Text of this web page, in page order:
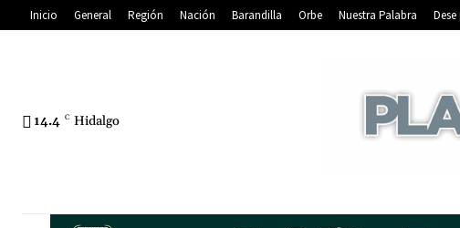
Inicio General Región Nación Barandilla Orbe Nuestra Palabra
14.4 C Hidalgo